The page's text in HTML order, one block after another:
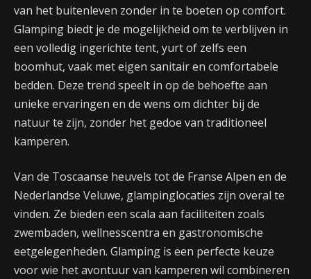
van het buitenleven zonder in te boeten op comfort.
Glamping biedt je de mogelijkheid om te verblijven in
een volledig ingerichte tent, yurt of zelfs een
boomhut, vaak met eigen sanitair en comfortabele
bedden. Deze trend speelt in op de behoefte aan
unieke ervaringen en de wens om dichter bij de
natuur te zijn, zonder het gedoe van traditioneel
kamperen.
Van de Toscaanse heuvels tot de Franse Alpen en de
Nederlandse Veluwe, glampinglocaties zijn overal te
vinden. Ze bieden een scala aan faciliteiten zoals
zwembaden, wellnesscentra en gastronomische
eetgelegenheden. Glamping is een perfecte keuze
voor wie het avontuur van kamperen wil combineren